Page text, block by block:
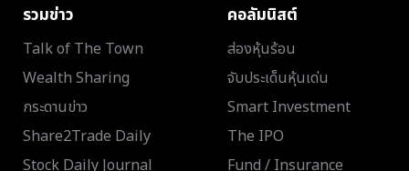
รวมข่าว
Talk of The Town
Wealth Sharing
กระดานข่าว
Share2Trade Daily
Stock Daily Journal
คอลัมนิสต์
ส่องหุ้นร้อน
จับประเด็นหุ้นเด่น
Smart Investment
The IPO
Fund / Insurance